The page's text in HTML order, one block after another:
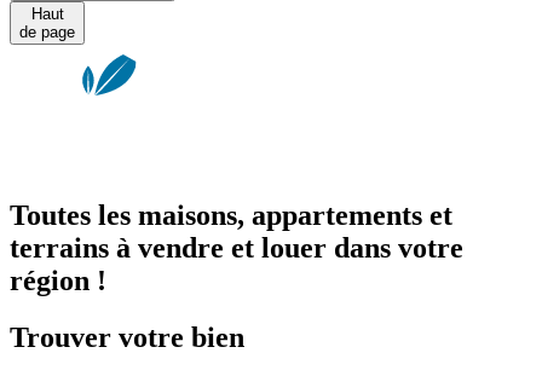
Haut
de page
Toutes les maisons, appartements et
terrains à vendre et louer dans votre
région !
Trouver votre bien